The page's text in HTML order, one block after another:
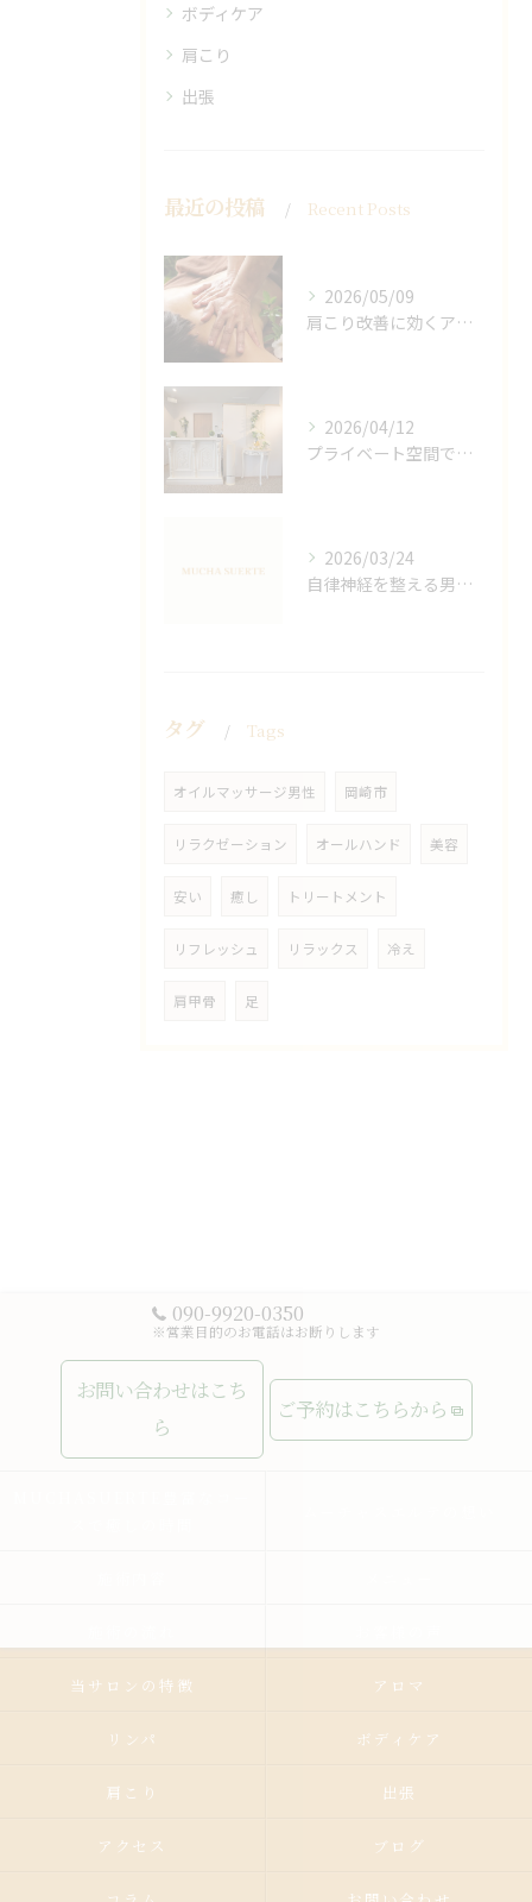
ボディケア
肩こり
出張
最近の投稿 Recent Posts
2026/05/09
肩こり改善に効くアロマリンパの手技と効果
2026/04/12
プライベート空間で極上アロマリンパケアの効果
2026/03/24
自律神経を整える男性オイルマッサージ
タグ Tags
オイルマッサージ男性 岡崎市
リラクゼーション オールハンド 美容
安い 癒し トリートメント
リフレッシュ リラックス 冷え
肩甲骨 足
090-9920-0350
※営業目的のお電話はお断りします
お問い合わせはこち
ら
ご予約はこちらから
当サロンの特徴 アロマ
リンパ ボディケア
肩こり 出張
アクセス ブログ